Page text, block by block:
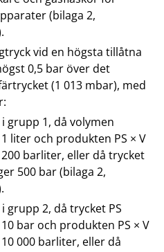
(bilaga 2,
vid en högsta tillåtna
0,5 bar över det
(1 013 mbar), med
grupp 1, då volymen
liter och produkten PS × V
barliter, eller då trycket
500 bar (bilaga 2,
grupp 2, då trycket PS
bar och produkten PS × V
000 barliter, eller då